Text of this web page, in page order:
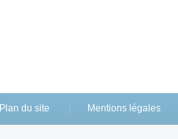
Plan du site Mentions légales